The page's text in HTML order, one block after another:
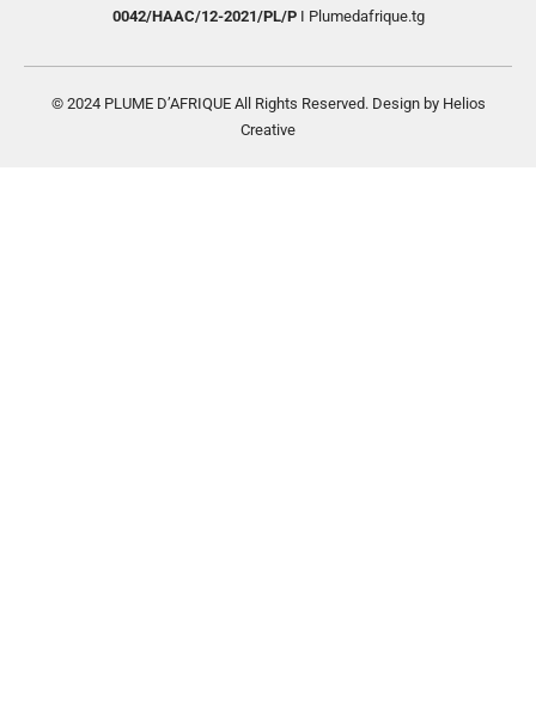
0042/HAAC/12-2021/PL/PI Plumedafrique.tg
© 2024 PLUME D’AFRIQUE All Rights Reserved. Design by Helios
Creative